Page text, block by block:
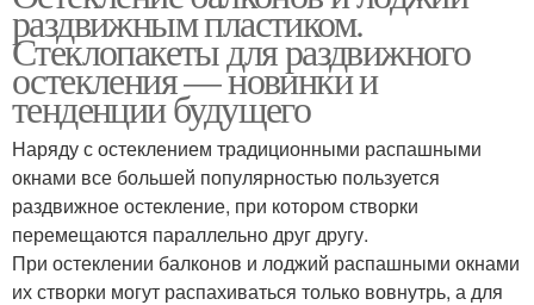
раздвижным пластиком.
Стеклопакеты для раздвижного
остекления — новинки и
тенденции будущего
Наряду с остеклением традиционными распашными
окнами все большей популярностью пользуется
раздвижное остекление, при котором створки
перемещаются параллельно друг другу.
При остеклении балконов и лоджий распашными окнами
их створки могут распахиваться только вовнутрь, а для